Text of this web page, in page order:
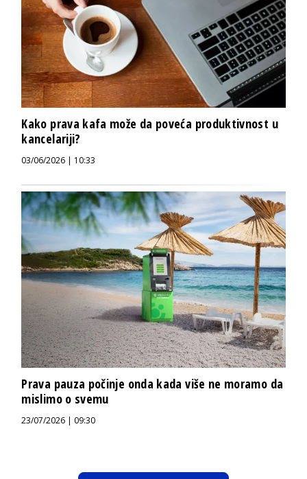
Kako prava kafa može da poveća produktivnost u
kancelariji?
03/06/2026 | 10:33
Prava pauza počinje onda kada više ne moramo da
mislimo o svemu
23/07/2026 | 09:30